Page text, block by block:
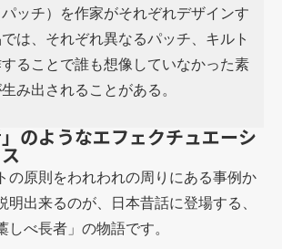
ッチ）を作家がそれぞれデザインす
は、それぞれ異なるパッチ、キルト
ることで誰も想像していなかった素
み出されることがある。
」のようなエフェクチュエーシ
の原則をわれわれの周りにある事例か
明出来るのが、日本昔話に登場する、
べ長者」の物語です。